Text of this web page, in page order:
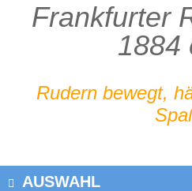
Frankfurter
1884
Rudern bewegt,
AUSWAHL